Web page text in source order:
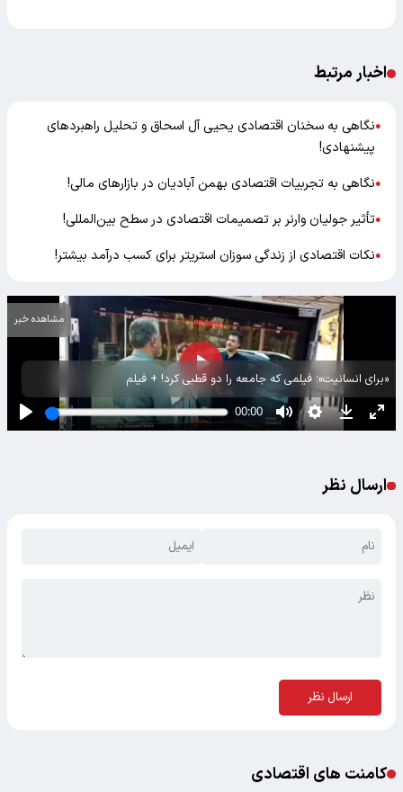
اخبار مرتبط
●نگاهی به سخنان اقتصادی یحیی آل اسحاق و تحلیل راهبردهای
پیشنهادی!
●نگاهی به تجربیات اقتصادی بهمن آبادیان در بازارهای مالی!
●تأثیر جولیان وارنر بر تصمیمات اقتصادی در سطح بین‌المللی!
●نکات اقتصادی از زندگی سوزان استریتر برای کسب درآمد بیشتر!
«برای انسانیت»؛ فیلمی که جامعه را دو قطبی کرد! + فیلم
مشاهده خبر
ارسال نظر
ارسال نظر
کامنت های اقتصادی